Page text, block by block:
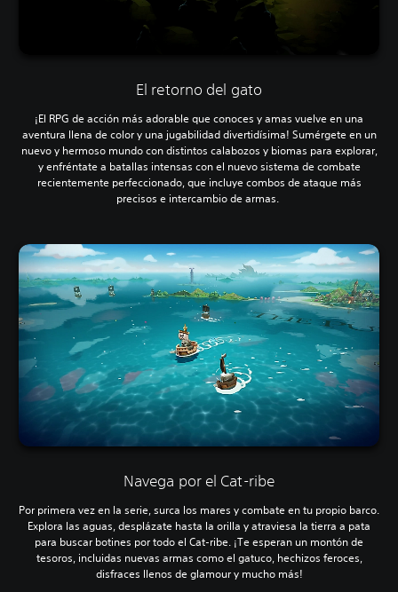
El retorno del gato
¡El RPG de acción más adorable que conoces y amas vuelve en una
aventura llena de color y una jugabilidad divertidísima! Sumérgete en un
nuevo y hermoso mundo con distintos calabozos y biomas para explorar,
y enfréntate a batallas intensas con el nuevo sistema de combate
recientemente perfeccionado, que incluye combos de ataque más
precisos e intercambio de armas.
Navega por el Cat-ribe
Por primera vez en la serie, surca los mares y combate en tu propio barco.
Explora las aguas, desplázate hasta la orilla y atraviesa la tierra a pata
para buscar botines por todo el Cat-ribe. ¡Te esperan un montón de
tesoros, incluidas nuevas armas como el gatuco, hechizos feroces,
disfraces llenos de glamour y mucho más!